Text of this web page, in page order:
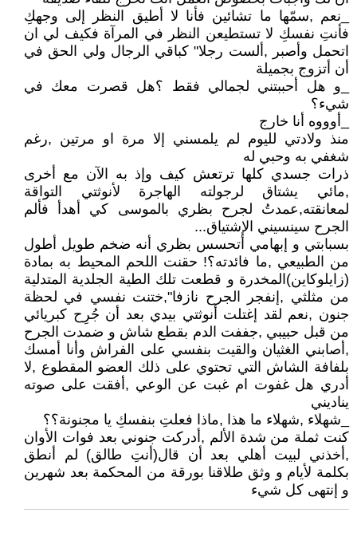
_نعم ,سمّها ما تشائين فأنا لا أطيق النظر إلى وجهكِ
فأنتِ نفسكِ لا تستطيعن النظر في المرآة فكيف لي ان
اتحمل وأصبر ,ألست رجلا" كباقي الرجال ولي الحق في
أن أتزوج بجميلة
_و هل أحببتني لجمالي فقط ؟هل قصرت معك في
شيء؟
_أوووه أنا خارج
منذ ولادتي لليوم لم يلمسني إلا مرة او مرتين ,رغم
شغفي به وحبي له
ذرات جسدي كلها ترتعش كيف وإذ به الآن مع أخرى
,مائي يشتاق لرجولته الهاجرة لأنوثتي التواقة
لمعانقته,عمدتُ لجرح بظري بالموسى كي أهدأ فألم
الجرح سينسيني الإشتياق...
بسبابتي و إبهامي أتحسس بظري أنه ضخم طويل أطول
من الطبيعي ,ما فائدته؟! حقنت اللحم المحيط به بمادة
(زايلوكاين)المخدرة و قطعت تلك الطية الجلدية المتدلية
من مثلثي ,إنفجر الجرح نازفا",ختنت نفسي في لحظة
جنون ,نعم لقد إغتلت أنوثتي بيدي بعد أن جُرِح كبريائي
من قبل حبيبي ,جففت الدم بقطع شاش و ضمدت الجرح
,أصابني الغثيان والقيت بنفسي على الفراش وأنا أمسك
بلفافة الشاش التي تحتوي على ذلك العضو المقطوع ,لا
أدري هل غفوت ام غبت عن الوعي ,أفقت على صوته
يناديني
_شهلاء ,شهلاء ما هذا ,ماذا فعلتِ بنفسكِ يا مجنونة؟؟
كنت ثملة من شدة الألم ,أدركت جنوني بعد فوات الأوان
,أخذني لبيت أهلي بعد أن قال(أنتِ طالق) لم أنطق
بكلمة لأيام و وثق طلاقنا بورقة من المحكمة بعد شهرين
و إنتهى كل شيء